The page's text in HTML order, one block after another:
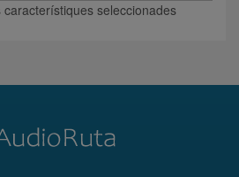
seleccionades